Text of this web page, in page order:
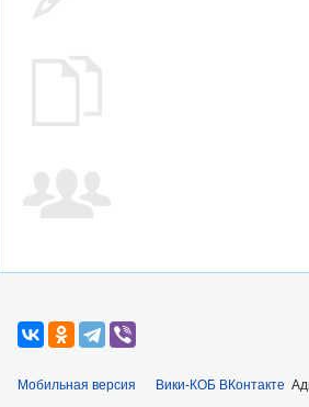
Мобильная версия Вики-КОБ ВКонтакте